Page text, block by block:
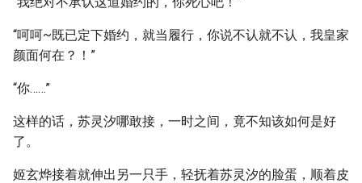
“呵呵~既已定下婚约，就当履行，你说不认就不认，我皇家
颜面何在？！”
“你……”
这样的话，苏灵汐哪敢接，一时之间，竟不知该如何是好
了。
姬玄烨接着就伸出另一只手，轻抚着苏灵汐的脸蛋，顺着皮